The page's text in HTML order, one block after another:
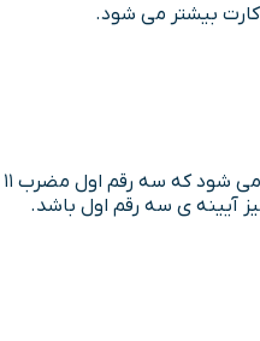
بیشتر می شود.
این شماره در صورتی لاکچری تعریف می شود که سه رقم اول مضرب 11
نیز آیینه ی سه رقم اول باشد.